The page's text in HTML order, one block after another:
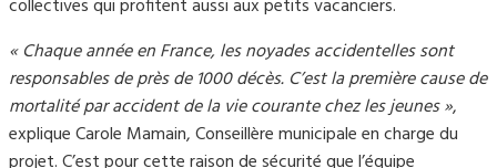
collectives qui profitent aussi aux petits vacanciers.
« Chaque année en France, les noyades accidentelles sont
responsables de près de 1000 décès. C’est la première cause de
mortalité par accident de la vie courante chez les jeunes »,
explique Carole Mamain, Conseillère municipale en charge du